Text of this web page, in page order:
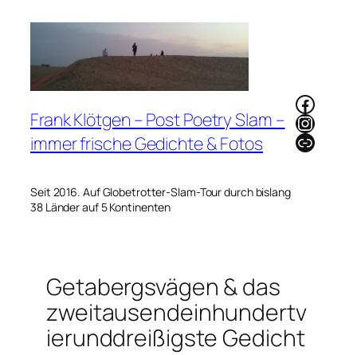
Frank Klötgen – Post Poetry Slam –
immer frische Gedichte & Fotos
Seit 2016. Auf Globetrotter-Slam-Tour durch bislang
38 Länder auf 5 Kontinenten
Link
Getabergsvägen & das
zweitausendeinhundertv
ierunddreißigste Gedicht